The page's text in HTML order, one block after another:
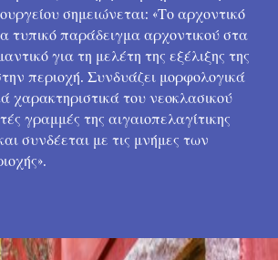
σημειώνεται: «Το αρχοντικό
τυπικό παράδειγμα αρχοντικού στα
για τη μελέτη της εξέλιξης της
περιοχή. Συνδυάζει μορφολογικά
χαρακτηριστικά του νεοκλασικού
γραμμές της αιγαιοπελαγίτικης
συνδέεται με τις μνήμες των